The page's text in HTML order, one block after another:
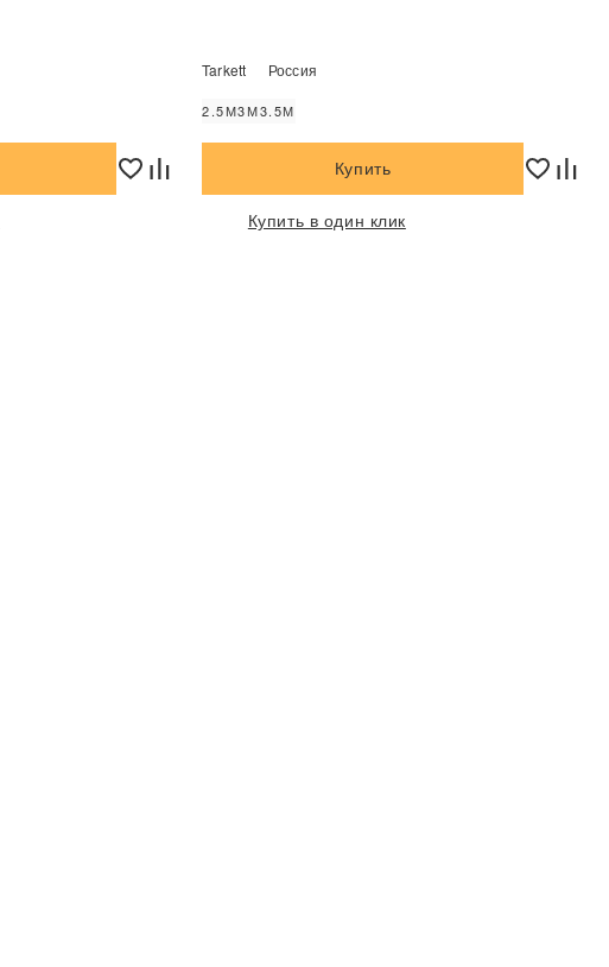
Tarkett Россия
2.5М3М3.5М
Купить
Купить в один клик